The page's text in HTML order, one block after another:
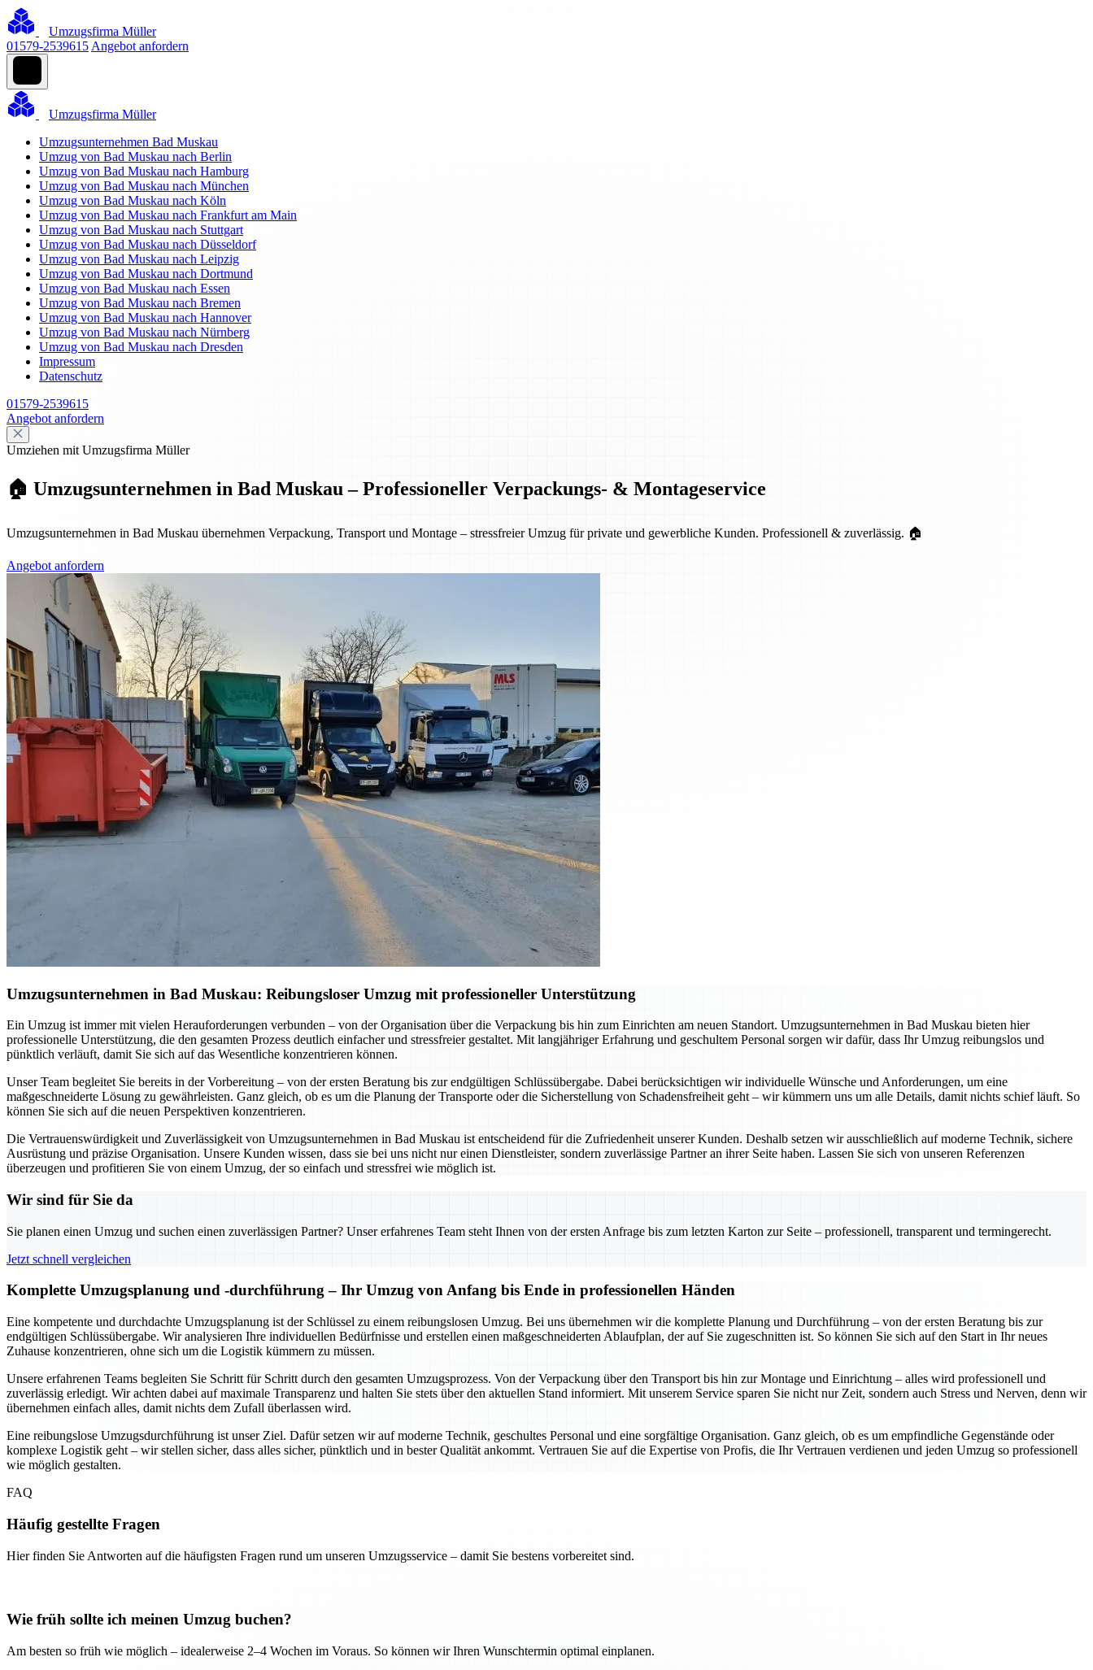
Umzugsfirma Müller
01579-2539615 Angebot anfordern
Umzugsfirma Müller
Umzugsunternehmen Bad Muskau
Umzug von Bad Muskau nach Berlin
Umzug von Bad Muskau nach Hamburg
Umzug von Bad Muskau nach München
Umzug von Bad Muskau nach Köln
Umzug von Bad Muskau nach Frankfurt am Main
Umzug von Bad Muskau nach Stuttgart
Umzug von Bad Muskau nach Düsseldorf
Umzug von Bad Muskau nach Leipzig
Umzug von Bad Muskau nach Dortmund
Umzug von Bad Muskau nach Essen
Umzug von Bad Muskau nach Bremen
Umzug von Bad Muskau nach Hannover
Umzug von Bad Muskau nach Nürnberg
Umzug von Bad Muskau nach Dresden
Impressum
Datenschutz
01579-2539615
Angebot anfordern
Umziehen mit Umzugsfirma Müller
🏠 Umzugsunternehmen in Bad Muskau – Professioneller Verpackungs- & Montageservice
Umzugsunternehmen in Bad Muskau übernehmen Verpackung, Transport und Montage – stressfreier Umzug für private und gewerbliche Kunden. Professionell & zuverlässig. 🏠
Angebot anfordern
Umzugsunternehmen in Bad Muskau: Reibungsloser Umzug mit professioneller Unterstützung
Ein Umzug ist immer mit vielen Herauforderungen verbunden – von der Organisation über die Verpackung bis hin zum Einrichten am neuen Standort. Umzugsunternehmen in Bad Muskau bieten hier
professionelle Unterstützung, die den gesamten Prozess deutlich einfacher und stressfreier gestaltet. Mit langjähriger Erfahrung und geschultem Personal sorgen wir dafür, dass Ihr Umzug reibungslos und
pünktlich verläuft, damit Sie sich auf das Wesentliche konzentrieren können.
Unser Team begleitet Sie bereits in der Vorbereitung – von der ersten Beratung bis zur endgültigen Schlüssübergabe. Dabei berücksichtigen wir individuelle Wünsche und Anforderungen, um eine
maßgeschneiderte Lösung zu gewährleisten. Ganz gleich, ob es um die Planung der Transporte oder die Sicherstellung von Schadensfreiheit geht – wir kümmern uns um alle Details, damit nichts schief läuft. So
können Sie sich auf die neuen Perspektiven konzentrieren.
Die Vertrauenswürdigkeit und Zuverlässigkeit von Umzugsunternehmen in Bad Muskau ist entscheidend für die Zufriedenheit unserer Kunden. Deshalb setzen wir ausschließlich auf moderne Technik, sichere
Ausrüstung und präzise Organisation. Unsere Kunden wissen, dass sie bei uns nicht nur einen Dienstleister, sondern zuverlässige Partner an ihrer Seite haben. Lassen Sie sich von unseren Referenzen
überzeugen und profitieren Sie von einem Umzug, der so einfach und stressfrei wie möglich ist.
Wir sind für Sie da
Sie planen einen Umzug und suchen einen zuverlässigen Partner? Unser erfahrenes Team steht Ihnen von der ersten Anfrage bis zum letzten Karton zur Seite – professionell, transparent und termingerecht.
Jetzt schnell vergleichen
Komplette Umzugsplanung und -durchführung – Ihr Umzug von Anfang bis Ende in professionellen Händen
Eine kompetente und durchdachte Umzugsplanung ist der Schlüssel zu einem reibungslosen Umzug. Bei uns übernehmen wir die komplette Planung und Durchführung – von der ersten Beratung bis zur
endgültigen Schlüssübergabe. Wir analysieren Ihre individuellen Bedürfnisse und erstellen einen maßgeschneiderten Ablaufplan, der auf Sie zugeschnitten ist. So können Sie sich auf den Start in Ihr neues
Zuhause konzentrieren, ohne sich um die Logistik kümmern zu müssen.
Unsere erfahrenen Teams begleiten Sie Schritt für Schritt durch den gesamten Umzugsprozess. Von der Verpackung über den Transport bis hin zur Montage und Einrichtung – alles wird professionell und
zuverlässig erledigt. Wir achten dabei auf maximale Transparenz und halten Sie stets über den aktuellen Stand informiert. Mit unserem Service sparen Sie nicht nur Zeit, sondern auch Stress und Nerven, denn wir
übernehmen einfach alles, damit nichts dem Zufall überlassen wird.
Eine reibungslose Umzugsdurchführung ist unser Ziel. Dafür setzen wir auf moderne Technik, geschultes Personal und eine sorgfältige Organisation. Ganz gleich, ob es um empfindliche Gegenstände oder
komplexe Logistik geht – wir stellen sicher, dass alles sicher, pünktlich und in bester Qualität ankommt. Vertrauen Sie auf die Expertise von Profis, die Ihr Vertrauen verdienen und jeden Umzug so professionell
wie möglich gestalten.
FAQ
Häufig gestellte Fragen
Hier finden Sie Antworten auf die häufigsten Fragen rund um unseren Umzugsservice – damit Sie bestens vorbereitet sind.
Wie früh sollte ich meinen Umzug buchen?
Am besten so früh wie möglich – idealerweise 2–4 Wochen im Voraus. So können wir Ihren Wunschtermin optimal einplanen.